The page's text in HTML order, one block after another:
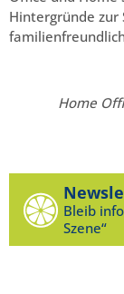
Hintergründe zur
Home
Bleib
Szene“